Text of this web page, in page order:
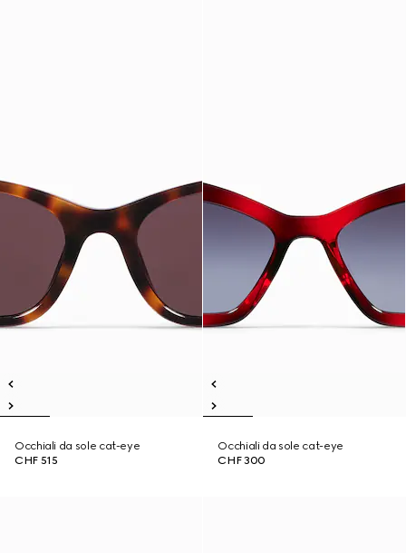
Occhiali da sole cat-eye
CHF 515
Occhiali da sole cat-eye
CHF 300